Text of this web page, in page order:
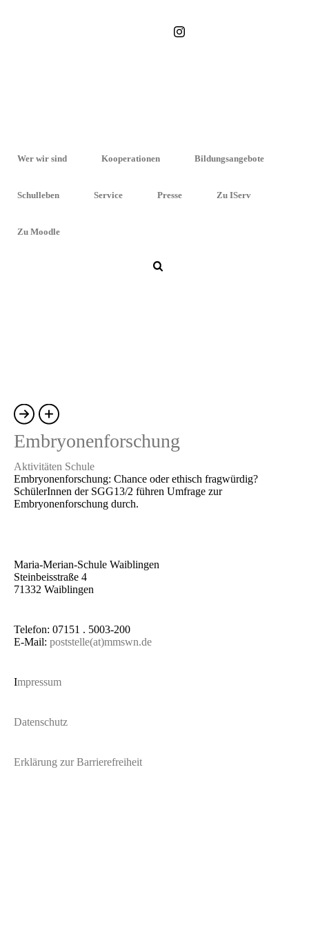
Wer wir sind Kooperationen Bildungsangebote
Schulleben Service Presse Zu IServ
Zu Moodle
Embryonenforschung
Aktivitäten Schule
Embryonenforschung: Chance oder ethisch fragwürdig?
SchülerInnen der SGG13/2 führen Umfrage zur
Embryonenforschung durch.
Maria-Merian-Schule Waiblingen
Steinbeisstraße 4
71332 Waiblingen
Telefon: 07151 . 5003-200
E-Mail: poststelle(at)mmswn.de
Impressum
Datenschutz
Erklärung zur Barrierefreiheit